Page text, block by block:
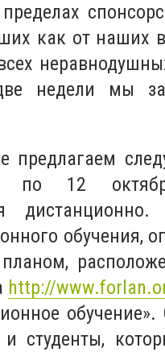
как от наших
недели мы
предлагаем
по 12
дистанционно.
обучения,
http://
студенты,